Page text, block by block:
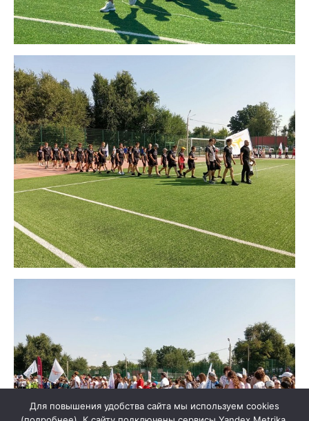
Для повышения удобства сайта мы используем cookies